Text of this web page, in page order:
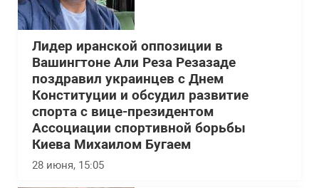
Лидер иранской оппозиции в
Вашингтоне Али Реза Резазаде
поздравил украинцев с Днем
Конституции и обсудил развитие
спорта с вице-президентом
Ассоциации спортивной борьбы
Киева Михаилом Бугаем
28 июня, 15:05